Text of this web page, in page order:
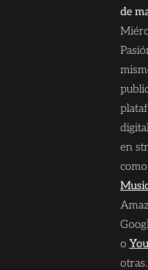
de
en
como
o
otras.